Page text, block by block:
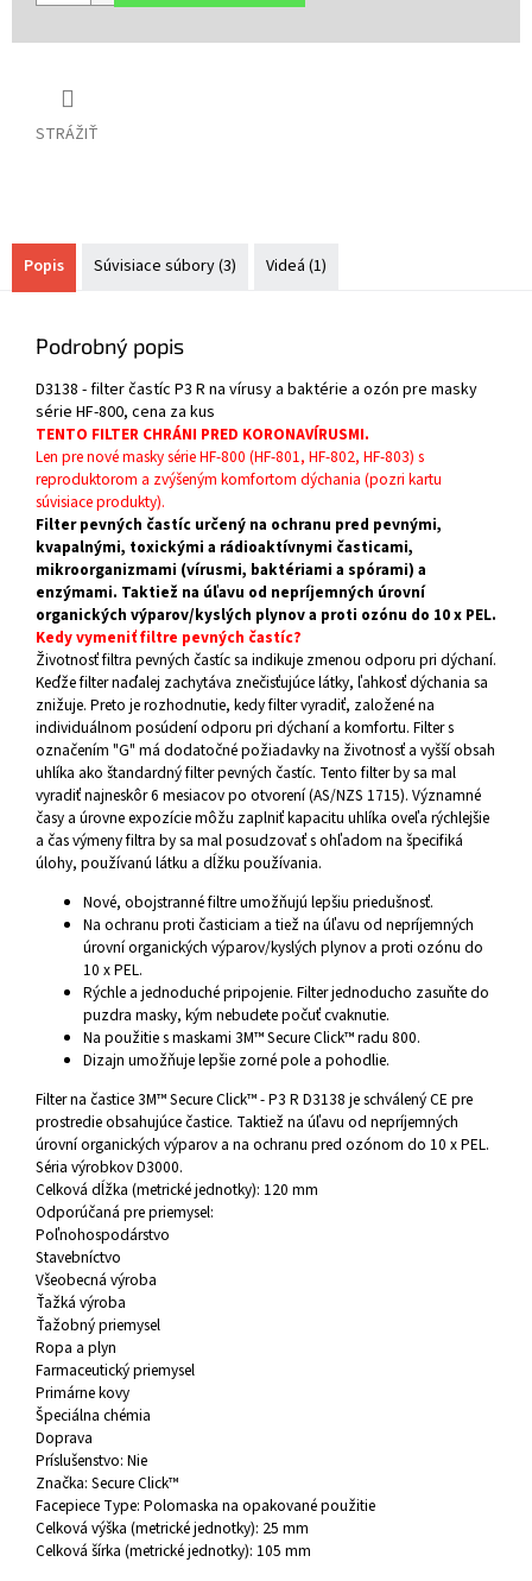
STRÁŽIŤ
Popis Súvisiace súbory (3) Videá (1)
Podrobný popis
D3138 - filter častíc P3 R na vírusy a baktérie a ozón pre masky
série HF-800, cena za kus
TENTO FILTER CHRÁNI PRED KORONAVÍRUSMI.
Len pre nové masky série HF-800 (HF-801, HF-802, HF-803) s
reproduktorom a zvýšeným komfortom dýchania (pozri kartu
súvisiace produkty).
Filter pevných častíc určený na ochranu pred pevnými,
kvapalnými, toxickými a rádioaktívnymi časticami,
mikroorganizmami (vírusmi, baktériami a spórami) a
enzýmami. Taktiež na úľavu od nepríjemných úrovní
organických výparov/kyslých plynov a proti ozónu do 10 x PEL.
Kedy vymeniť filtre pevných častíc?
Životnosť filtra pevných častíc sa indikuje zmenou odporu pri dýchaní.
Keďže filter naďalej zachytáva znečisťujúce látky, ľahkosť dýchania sa
znižuje. Preto je rozhodnutie, kedy filter vyradiť, založené na
individuálnom posúdení odporu pri dýchaní a komfortu. Filter s
označením "G" má dodatočné požiadavky na životnosť a vyšší obsah
uhlíka ako štandardný filter pevných častíc. Tento filter by sa mal
vyradiť najneskôr 6 mesiacov po otvorení (AS/NZS 1715). Významné
časy a úrovne expozície môžu zaplniť kapacitu uhlíka oveľa rýchlejšie
a čas výmeny filtra by sa mal posudzovať s ohľadom na špecifiká
úlohy, používanú látku a dĺžku používania.
Nové, obojstranné filtre umožňujú lepšiu priedušnosť.
Na ochranu proti časticiam a tiež na úľavu od nepríjemných
úrovní organických výparov/kyslých plynov a proti ozónu do
10 x PEL.
Rýchle a jednoduché pripojenie. Filter jednoducho zasuňte do
puzdra masky, kým nebudete počuť cvaknutie.
Na použitie s maskami 3M™ Secure Click™ radu 800.
Dizajn umožňuje lepšie zorné pole a pohodlie.
Filter na častice 3M™ Secure Click™ - P3 R D3138 je schválený CE pre
prostredie obsahujúce častice. Taktiež na úľavu od nepríjemných
úrovní organických výparov a na ochranu pred ozónom do 10 x PEL.
Séria výrobkov D3000.
Celková dĺžka (metrické jednotky): 120 mm
Odporúčaná pre priemysel:
Poľnohospodárstvo
Stavebníctvo
Všeobecná výroba
Ťažká výroba
Ťažobný priemysel
Ropa a plyn
Farmaceutický priemysel
Primárne kovy
Špeciálna chémia
Doprava
Príslušenstvo: Nie
Značka: Secure Click™
Facepiece Type: Polomaska na opakované použitie
Celková výška (metrické jednotky): 25 mm
Celková šírka (metrické jednotky): 105 mm